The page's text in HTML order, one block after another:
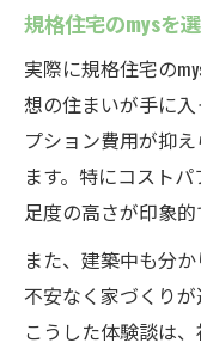
規格住宅のmysを
実際に規格住宅の
想の住まいが手に
プション費用が抑
ます。特にコスト
足度の高さが印象的
また、建築中も分
不安なく家づくりが
こうした体験談は